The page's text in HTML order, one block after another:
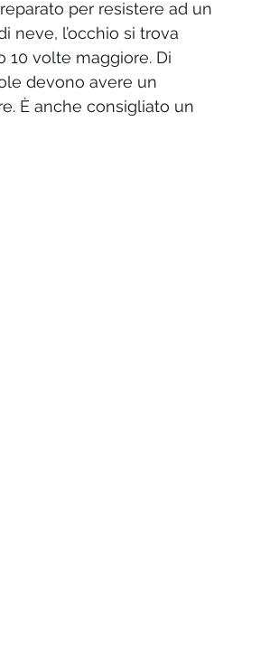
per resistere ad un
neve, l’occhio si trova
volte maggiore. Di
devono avere un
È anche consigliato un